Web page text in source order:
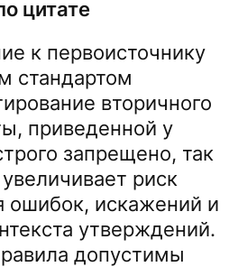
цитате
к первоисточнику
стандартом
вторичного
приведенной у
запрещено, так
риск
ошибок, искажений и
утверждений.
допустимы